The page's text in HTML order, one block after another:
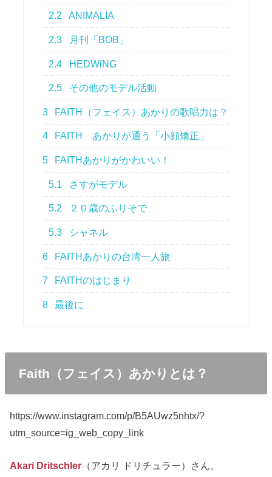
2.2 ANIMALIA
2.3 月刊「BOB」
2.4 HEDWiNG
2.5 その他のモデル活動
3 FAITH（フェイス）あかりの歌唱力は？
4 FAITH あかりが通う「小顔矯正」
5 FAITHあかりがかわいい！
5.1 さすがモデル
5.2 ２０歳のふりそで
5.3 シャネル
6 FAITHあかりの台湾一人旅
7 FAITHのはじまり
8 最後に
Faith（フェイス）あかりとは？
https://www.instagram.com/p/B5AUwz5nhtx/?
utm_source=ig_web_copy_link
Akari Dritschler （アカリ ドリチュラー）さん。